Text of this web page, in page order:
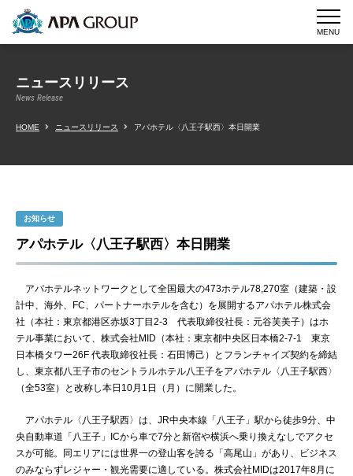
MENU
ニュースリリース
News Release
HOME ニュースリリース アパホテル〈八王子駅西〉本日開業
お知らせ
アパホテル〈八王子駅西〉本日開業
アパホテルネットワークとして全国最大の473ホテル78,270室（建築・設
計中、海外、FC、パートナーホテルを含む）を展開するアパホテル株式会
社（本社：東京都港区赤坂3丁目2-3 代表取締役社長：元谷芙美子）はホ
テル事業において、株式会社MID（本社：東京都中央区日本橋2‐7‐1 東京
日本橋タワー26F 代表取締役社長：石田博己）とフランチャイズ契約を締結
し、東京都八王子市のセントラルホテル八王子をアパホテル〈八王子駅西〉
（全53室）と改称し本日10月1日（月）に開業した。
アパホテル〈八王子駅西〉は、JR中央本線「八王子」駅から徒歩9分、中
央自動車道「八王子」ICから車で7分と新宿や横浜へ乗り換えなしでアクセ
スが可能。同エリアには世界一の登山客を誇る「高尾山」があり、ビジネス
のみならずレジャー・観光需要に適している。株式会社MIDは2017年8月に